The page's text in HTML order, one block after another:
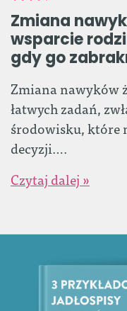
Zmiana
wsparcie
gdy go
Zmiana nawyków
łatwych zadań,
środowisku, które
decyzji….
Czytaj dalej »